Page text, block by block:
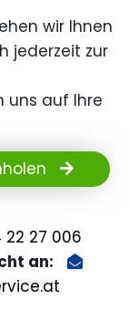
wir Ihnen
jederzeit zur
uns auf Ihre
27 006
an: